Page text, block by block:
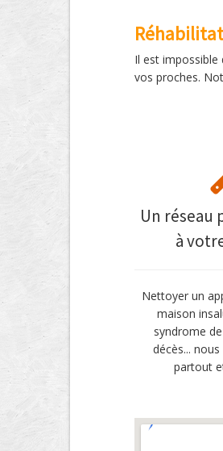
Il est
vos proches.
Un réseau
à
Nettoyer un
maison
syndrome
décès...
partout